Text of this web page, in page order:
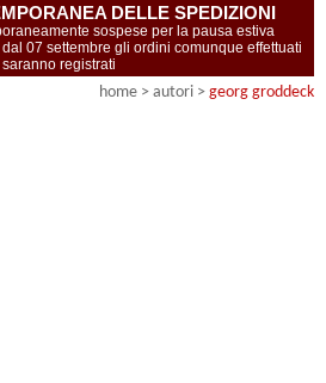
DELLE SPEDIZIONI
sospese per la pausa estiva
07 settembre gli ordini comunque effettuati
saranno registrati
home > autori > georg groddeck